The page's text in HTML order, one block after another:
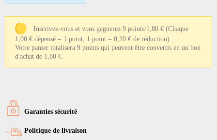
Inscrivez-vous et vous gagnerez 9 points/1,80 € (Chaque
1,00 € dépensé = 1 point, 1 point = 0,20 € de réduction).
Votre panier totalisera 9 points qui peuvent être convertis en un bon
d'achat de 1,80 €.
Garanties sécurité
Politique de livraison